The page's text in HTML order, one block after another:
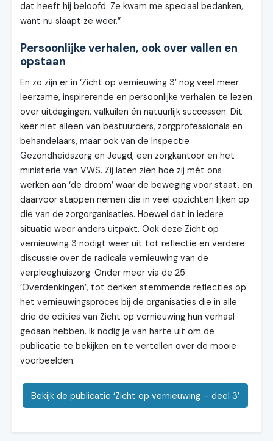
dat heeft hij beloofd. Ze kwam me speciaal bedanken,
want nu slaapt ze weer.”
Persoonlijke verhalen, ook over vallen en
opstaan
En zo zijn er in ‘Zicht op vernieuwing 3’ nog veel meer
leerzame, inspirerende en persoonlijke verhalen te lezen
over uitdagingen, valkuilen én natuurlijk successen. Dit
keer niet alleen van bestuurders, zorgprofessionals en
behandelaars, maar ook van de Inspectie
Gezondheidszorg en Jeugd, een zorgkantoor en het
ministerie van VWS. Zij laten zien hoe zij mét ons
werken aan ‘de droom’ waar de beweging voor staat, en
daarvoor stappen nemen die in veel opzichten lijken op
die van de zorgorganisaties. Hoewel dat in iedere
situatie weer anders uitpakt. Ook deze Zicht op
vernieuwing 3 nodigt weer uit tot reflectie en verdere
discussie over de radicale vernieuwing van de
verpleeghuiszorg. Onder meer via de 25
‘Overdenkingen’, tot denken stemmende reflecties op
het vernieuwingsproces bij de organisaties die in alle
drie de edities van Zicht op vernieuwing hun verhaal
gedaan hebben. Ik nodig je van harte uit om de
publicatie te bekijken en te vertellen over de mooie
voorbeelden.
Bekijk de publicatie ‘Zicht op ver­nieuwing – deel 3’